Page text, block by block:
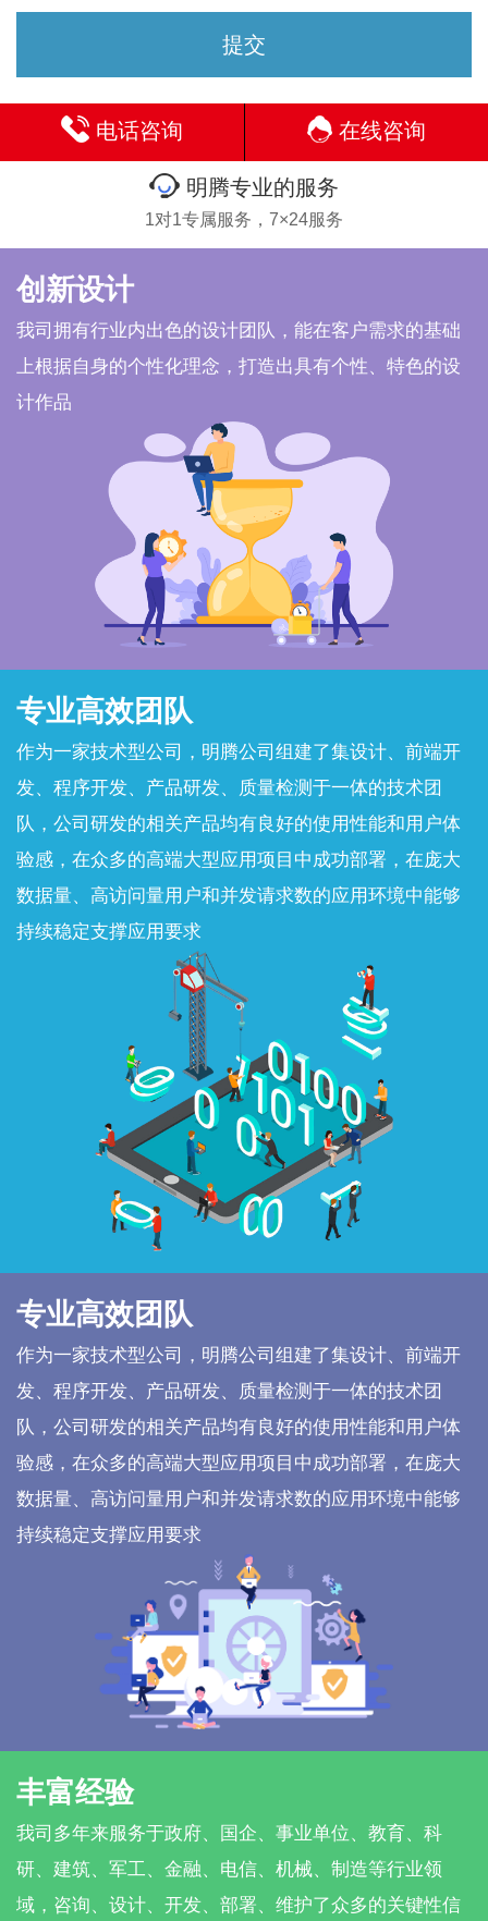
电话咨询 在线咨询
明腾专业的服务
1对1专属服务，7×24服务
创新设计
我司拥有行业内出色的设计团队，能在客户需求的基础
上根据自身的个性化理念，打造出具有个性、特色的设
计作品
专业高效团队
作为一家技术型公司，明腾公司组建了集设计、前端开
发、程序开发、产品研发、质量检测于一体的技术团
队，公司研发的相关产品均有良好的使用性能和用户体
验感，在众多的高端大型应用项目中成功部署，在庞大
数据量、高访问量用户和并发请求数的应用环境中能够
持续稳定支撑应用要求
专业高效团队
作为一家技术型公司，明腾公司组建了集设计、前端开
发、程序开发、产品研发、质量检测于一体的技术团
队，公司研发的相关产品均有良好的使用性能和用户体
验感，在众多的高端大型应用项目中成功部署，在庞大
数据量、高访问量用户和并发请求数的应用环境中能够
持续稳定支撑应用要求
丰富经验
我司多年来服务于政府、国企、事业单位、教育、科
研、建筑、军工、金融、电信、机械、制造等行业领
域，咨询、设计、开发、部署、维护了众多的关键性信